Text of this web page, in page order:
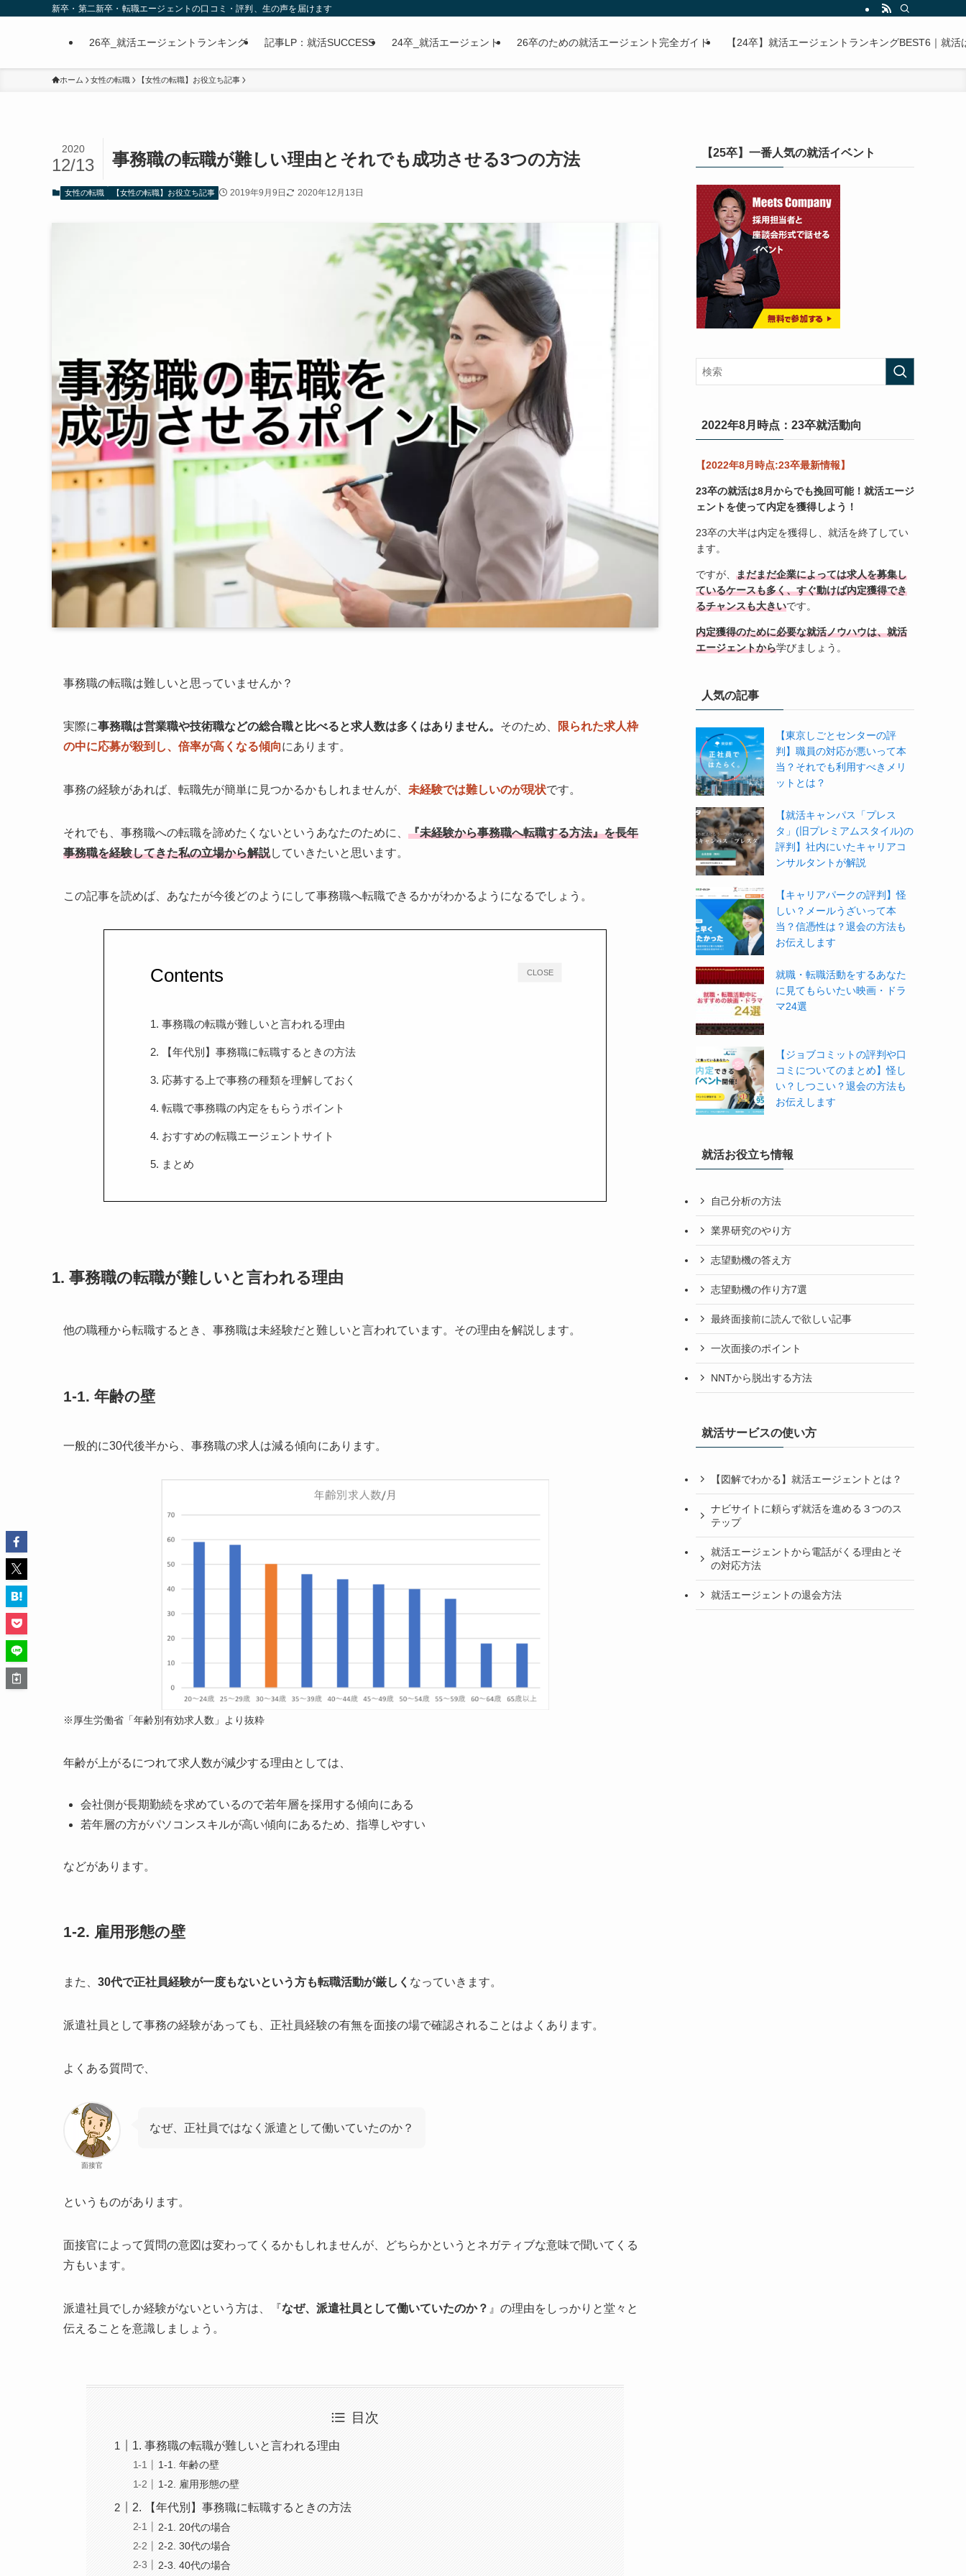
新卒・第二新卒・転職エージェントの口コミ・評判、生の声を届けます
26卒_就活エージェントランキング 記事LP：就活SUCCESS 24卒_就活エージェント 26卒のための就活エージェント完全ガイド 【24卒】就活エージェントランキングBEST6｜就
ホーム 女性の転職 【女性の転職】お役立ち記事
事務職の転職が難しい理由とそれでも成功させる3つの方法
2020
12/13
女性の転職 【女性の転職】お役立ち記事 2019年9月9日 2020年12月13日
事務職の転職は難しいと思っていませんか？
実際に事務職は営業職や技術職などの総合職と比べると求人数は多くはありません。 そのため、
限られた求人枠
の中に応募が殺到し、倍率が高くなる傾向にあります。
事務の経験があれば、転職先が簡単に見つかるかもしれませんが、 未経験では難しいのが現状です。
それでも、事務職への転職を諦めたくないというあなたのために、 『未経験から事務職へ転職する方法』を長年
事務職を経験してきた私の立場から解説していきたいと思います。
この記事を読めば、あなたが今後どのようにして事務職へ転職できるかがわかるようになるでしょう。
CLOSE
Contents
1. 事務職の転職が難しいと言われる理由
2. 【年代別】事務職に転職するときの方法
3. 応募する上で事務の種類を理解しておく
4. 転職で事務職の内定をもらうポイント
4. おすすめの転職エージェントサイト
5. まとめ
1. 事務職の転職が難しいと言われる理由
他の職種から転職するとき、事務職は未経験だと難しいと言われています。その理由を解説します。
1-1. 年齢の壁
一般的に30代後半から、事務職の求人は減る傾向にあります。
※厚生労働省「年齢別有効求人数」より抜粋
年齢が上がるにつれて求人数が減少する理由としては、
会社側が長期勤続を求めているので若年層を採用する傾向にある
若年層の方がパソコンスキルが高い傾向にあるため、指導しやすい
などがあります。
1-2. 雇用形態の壁
また、 30代で正社員経験が一度もないという方も転職活動が厳しく なっていきます。
派遣社員として事務の経験があっても、正社員経験の有無を面接の場で確認されることはよくあります。
よくある質問で、
面接官
なぜ、正社員ではなく派遣として働いていたのか？
というものがあります。
面接官によって質問の意図は変わってくるかもしれませんが、どちらかというとネガティブな意味で聞いてくる
方もいます。
派遣社員でしか経験がないという方は、『なぜ、派遣社員として働いていたのか？ 』の理由をしっかりと堂々と
伝えることを意識しましょう。
目次
1. 事務職の転職が難しいと言われる理由
1-1. 年齢の壁
1-2. 雇用形態の壁
2. 【年代別】事務職に転職するときの方法
2-1. 20代の場合
2-2. 30代の場合
2-3. 40代の場合
【25卒】一番人気の就活イベント
2022年8月時点：23卒就活動向
【2022年8月時点:23卒最新情報】
23卒の就活は8月からでも挽回可能！ 就活エージ
ェントを使って内定を獲得しよう！
23卒の大半は内定を獲得し、就活を終了してい
ます。
ですが、 まだまだ企業によっては求人を募集し
ているケースも多く、すぐ動けば内定獲得でき
るチャンスも大きいです。
内定獲得のために必要な就活ノウハウは、就活
エージェントから学びましょう。
人気の記事
【東京しごとセンターの評
判】職員の対応が悪いって本
当？それでも利用すべきメリ
ットとは？
【就活キャンパス「プレス
タ」(旧プレミアムスタイル)の
評判】社内にいたキャリアコ
ンサルタントが解説
【キャリアパークの評判】怪
しい？メールうざいって本
当？信憑性は？退会の方法も
お伝えします
就職・転職活動をするあなた
に見てもらいたい映画・ドラ
マ24選
【ジョブコミットの評判や口
コミについてのまとめ】怪し
い？しつこい？退会の方法も
お伝えします
就活お役立ち情報
自己分析の方法
業界研究のやり方
志望動機の答え方
志望動機の作り方7選
最終面接前に読んで欲しい記事
一次面接のポイント
NNTから脱出する方法
就活サービスの使い方
【図解でわかる】就活エージェントとは？
ナビサイトに頼らず就活を進める３つのス
テップ
就活エージェントから電話がくる理由とそ
の対応方法
就活エージェントの退会方法